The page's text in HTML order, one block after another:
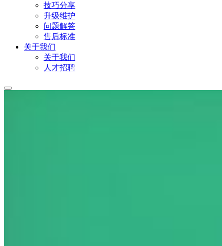
技巧分享
升级维护
问题解答
售后标准
关于我们
关于我们
人才招聘